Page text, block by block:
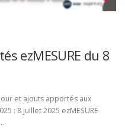
ezMESURE du 8
et ajouts apportés aux
: 8 juillet 2025 ezMESURE